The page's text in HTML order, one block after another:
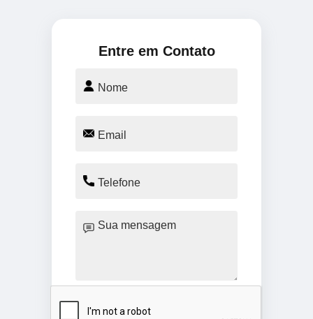
Entre em Contato